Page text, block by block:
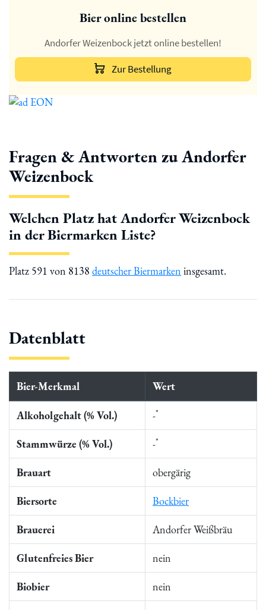
Bier online bestellen
Andorfer Weizenbock jetzt online bestellen!
Zur Bestellung
Fragen & Antworten zu Andorfer
Weizenbock
Welchen Platz hat Andorfer Weizenbock
in der Biermarken Liste?
Platz 591 von 8138 deutscher Biermarken insgesamt.
Datenblatt
Bier-Merkmal Wert
Alkoholgehalt (% Vol.) -*
Stammwürze (% Vol.) -*
Brauart obergärig
Biersorte Bockbier
Brauerei Andorfer Weißbräu
Glutenfreies Bier nein
Biobier nein